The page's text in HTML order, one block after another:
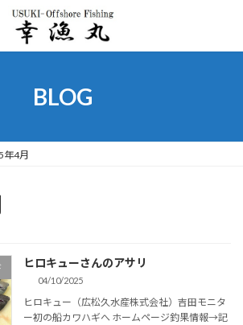
BLOG
年4月
ヒロキューさんのアサリ
04/10/2025
ヒロキュー（広松久水産株式会社）吉田モニタ
ー初の船カワハギへ ホームページ釣果情報→記